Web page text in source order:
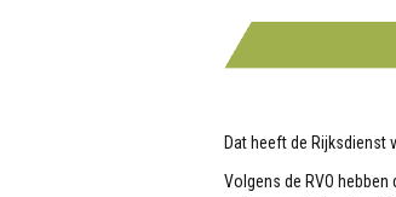
Dat heeft de Rijksdienst
Volgens de RVO